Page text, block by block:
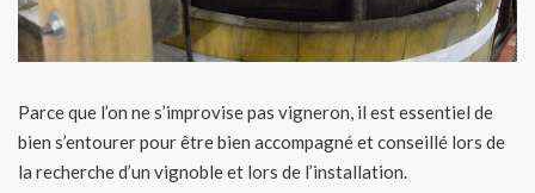
Parce que l’on ne s’improvise pas vigneron, il est essentiel de
bien s’entourer pour être bien accompagné et conseillé lors de
la recherche d’un vignoble et lors de l’installation.